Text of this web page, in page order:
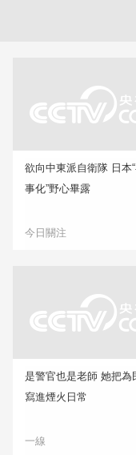
欲向中東派自衛隊 日本
事化”野心畢露
今日關注
是警官也是老師 她把為
寫進煙火日常
一線